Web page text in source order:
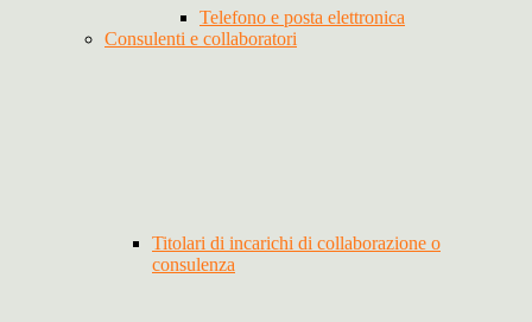
Telefono e posta elettronica
Consulenti e collaboratori
Titolari di incarichi di collaborazione o
consulenza